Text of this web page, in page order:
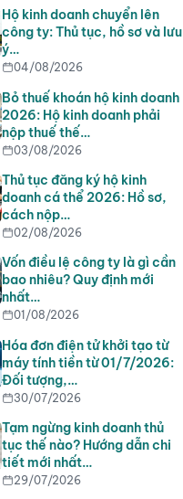
Hộ kinh doanh chuyển lên
công ty: Thủ tục, hồ sơ và lưu
ý…
04/08/2026
Bỏ thuế khoán hộ kinh doanh
2026: Hộ kinh doanh phải
nộp thuế thế…
03/08/2026
Thủ tục đăng ký hộ kinh
doanh cá thể 2026: Hồ sơ,
cách nộp…
02/08/2026
Vốn điều lệ công ty là gì cần
bao nhiêu? Quy định mới
nhất…
01/08/2026
Hóa đơn điện tử khởi tạo từ
máy tính tiền từ 01/7/2026:
Đối tượng,…
30/07/2026
Tạm ngừng kinh doanh thủ
tục thế nào? Hướng dẫn chi
tiết mới nhất…
29/07/2026